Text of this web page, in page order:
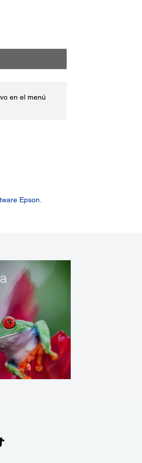
en el menú
Epson.